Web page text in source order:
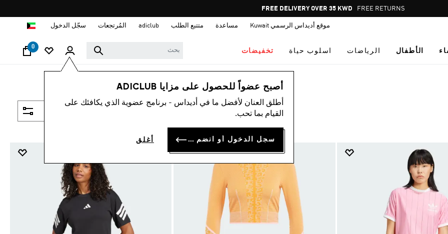
Pause
promotion
FREE RETURNS
موقع أديداس الرسمي Kuwait مساعدة متتبع الطلب adiclub المُرتجعات سجّل الدخول
الأطفال الرياضات اسلوب حياة تخفيضات
0
أصبح عضواً للحصول على مزايا ADICLUB
أطلق العنان لأفضل ما في أديداس - برنامج عضوية الذي يكافئك على
القيام بما تحب.
سجل الدخول أو انضم الآن أغلق